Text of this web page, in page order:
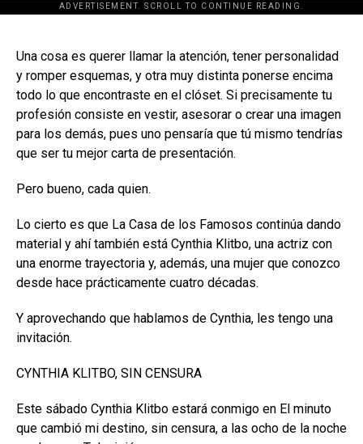
ADVERTISEMENT. SCROLL TO CONTINUE READING.
[adsforwp id="243463"]
Una cosa es querer llamar la atención, tener personalidad
y romper esquemas, y otra muy distinta ponerse encima
todo lo que encontraste en el clóset. Si precisamente tu
profesión consiste en vestir, asesorar o crear una imagen
para los demás, pues uno pensaría que tú mismo tendrías
que ser tu mejor carta de presentación.
Pero bueno, cada quien.
Lo cierto es que La Casa de los Famosos continúa dando
material y ahí también está Cynthia Klitbo, una actriz con
una enorme trayectoria y, además, una mujer que conozco
desde hace prácticamente cuatro décadas.
Y aprovechando que hablamos de Cynthia, les tengo una
invitación.
CYNTHIA KLITBO, SIN CENSURA
Este sábado Cynthia Klitbo estará conmigo en El minuto
que cambió mi destino, sin censura, a las ocho de la noche